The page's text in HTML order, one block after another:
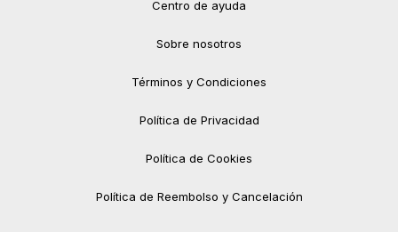
Centro de ayuda
Sobre nosotros
Términos y Condiciones
Política de Privacidad
Política de Cookies
Política de Reembolso y Cancelación